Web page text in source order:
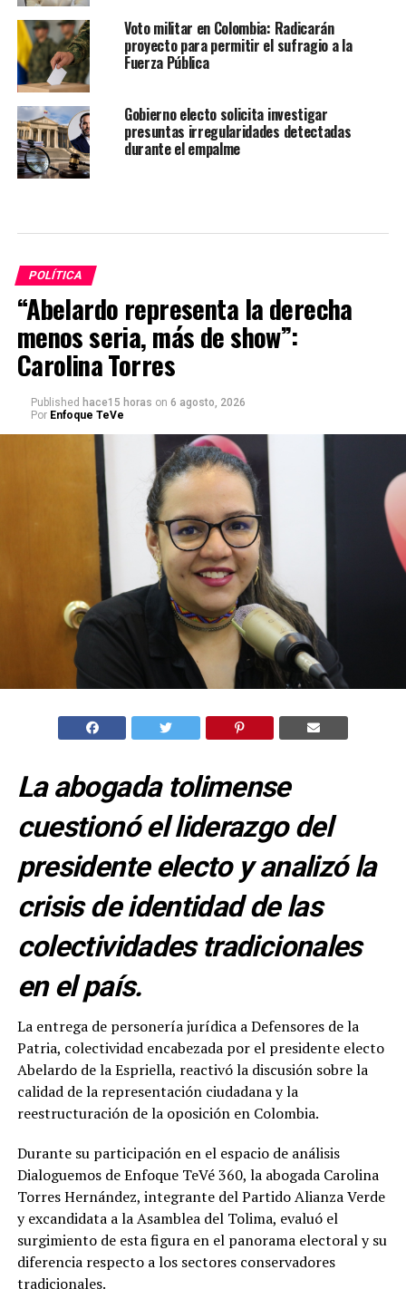
Voto militar en Colombia: Radicarán
proyecto para permitir el sufragio a la
Fuerza Pública
Gobierno electo solicita investigar
presuntas irregularidades detectadas
durante el empalme
POLÍTICA
“Abelardo representa la derecha
menos seria, más de show”:
Carolina Torres
Published hace15 horas on 6 agosto, 2026
Por Enfoque TeVe
La abogada tolimense
cuestionó el liderazgo del
presidente electo y analizó la
crisis de identidad de las
colectividades tradicionales
en el país.
La entrega de personería jurídica a Defensores de la
Patria, colectividad encabezada por el presidente electo
Abelardo de la Espriella, reactivó la discusión sobre la
calidad de la representación ciudadana y la
reestructuración de la oposición en Colombia.
Durante su participación en el espacio de análisis
Dialoguemos de Enfoque TeVé 360, la abogada Carolina
Torres Hernández, integrante del Partido Alianza Verde
y excandidata a la Asamblea del Tolima, evaluó el
surgimiento de esta figura en el panorama electoral y su
diferencia respecto a los sectores conservadores
tradicionales.